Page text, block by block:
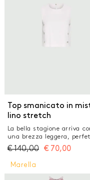
MAGLIERIA
Top smanicato in
lino stretch
La bella stagione arriva
una brezza leggera,
per questo top in lino e
Il dettaglio dei bottoni a
lungo i fianchi aggiunge
nota casual e raffinata,
ricorda il mondo del polo o
€ 140,00 € 70,00
Marella